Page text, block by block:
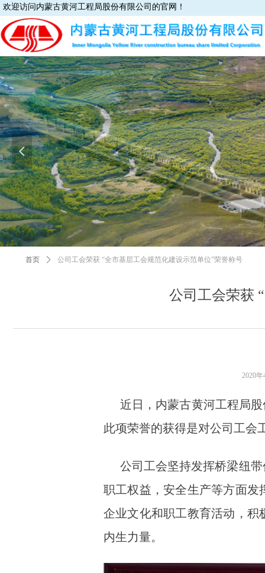
欢迎访问内蒙古黄河工程局股份有限公司的官网！
넳
公司工会荣获
首页 ꄲ 公司工会荣获 “全市基层工会规范化建设示范单位”荣誉称号
近日，内蒙古黄河工程局
此项荣誉的获得是对公司工会
公司工会坚持发挥桥梁纽
职工权益，安全生产等方面
企业文化和职工教育活动，
内生力量。
2020